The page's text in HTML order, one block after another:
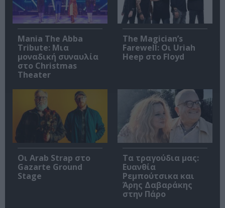
Mania The Abba
Tribute: Μια
μοναδική συναυλία
στο Christmas
Theater
The Magician’s
Farewell: Οι Uriah
Heep στο Floyd
Οι Arab Strap στο
Gazarte Ground
Stage
Τα τραγούδια μας:
Ευανθία
Ρεμπούτσικα και
Άρης Δαβαράκης
στην Πάρο